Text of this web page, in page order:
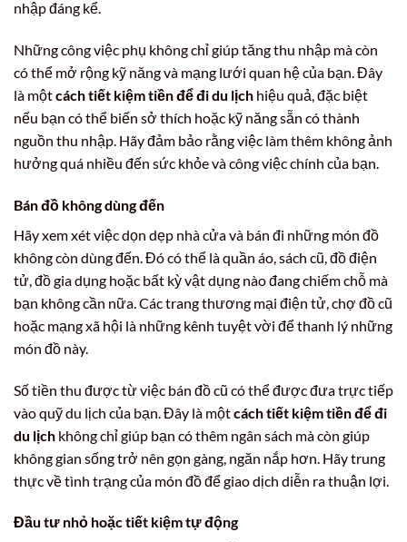
nhập đáng kể.
Những công việc phụ không chỉ giúp tăng thu nhập mà còn
có thể mở rộng kỹ năng và mạng lưới quan hệ của bạn. Đây
là mộtcách tiết kiệm tiền để đi du lịch hiệu quả, đặc biệt
nếu bạn có thể biến sở thích hoặc kỹ năng sẵn có thành
nguồn thu nhập. Hãy đảm bảo rằng việc làm thêm không ảnh
hưởng quá nhiều đến sức khỏe và công việc chính của bạn.
Bán đồ không dùng đến
Hãy xem xét việc dọn dẹp nhà cửa và bán đi những món đồ
không còn dùng đến. Đó có thể là quần áo, sách cũ, đồ điện
tử, đồ gia dụng hoặc bất kỳ vật dụng nào đang chiếm chỗ mà
bạn không cần nữa. Các trang thương mại điện tử, chợ đồ cũ
hoặc mạng xã hội là những kênh tuyệt vời để thanh lý những
món đồ này.
Số tiền thu được từ việc bán đồ cũ có thể được đưa trực tiếp
vào quỹ du lịch của bạn. Đây là mộtcách tiết kiệm tiền để đi
du lịch không chỉ giúp bạn có thêm ngân sách mà còn giúp
không gian sống trở nên gọn gàng, ngăn nắp hơn. Hãy trung
thực về tình trạng của món đồ để giao dịch diễn ra thuận lợi.
Đầu tư nhỏ hoặc tiết kiệm tự động